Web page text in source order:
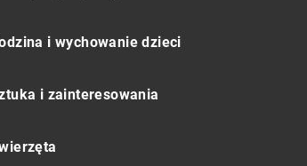
i wychowanie dzieci
i zainteresowania